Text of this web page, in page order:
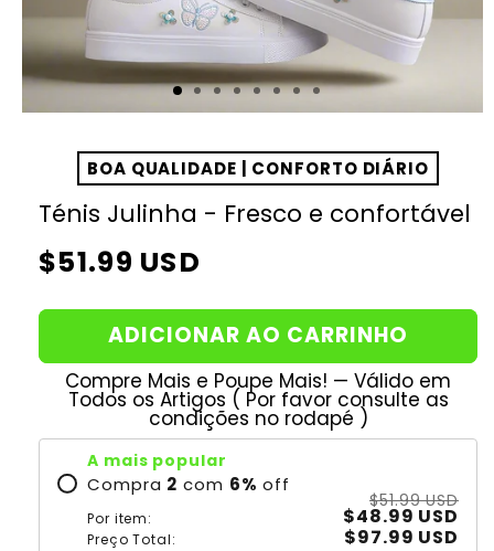
BOA QUALIDADE | CONFORTO DIÁRIO
Ténis Julinha - Fresco e confortável
Preço
$51.99 USD
ADICIONAR AO CARRINHO
Compre Mais e Poupe Mais! — Válido em
Todos os Artigos ( Por favor consulte as
condições no rodapé )
A mais popular
Compra 2 com 6% off
Por item:
$51.99 USD
$48.99 USD
Preço Total:
$97.99 USD